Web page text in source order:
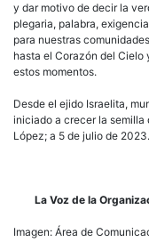
y dar motivo de decir la
plegaria, palabra,
para nuestras
hasta el Corazón del Cielo
estos momentos.
Desde el ejido Israelita,
iniciado a crecer la semilla
López; a 5 de julio de 2023.
La Voz de la
Imagen: Área de